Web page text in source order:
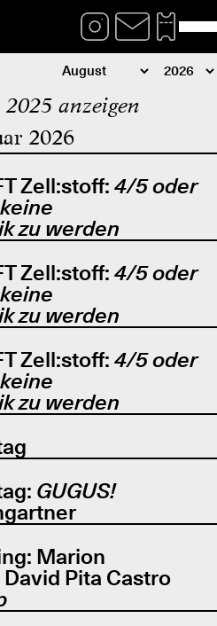
anzeigen
2026
Zell:stoff: 4/5 oder
zu werden
Zell:stoff: 4/5 oder
zu werden
Zell:stoff: 4/5 oder
zu werden
GUGUS!
Marion
Pita Castro